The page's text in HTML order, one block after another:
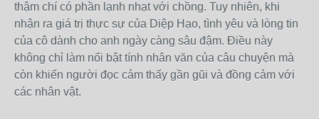
thậm chí có phần lạnh nhạt với chồng. Tuy nhiên, khi
nhận ra giá trị thực sự của Diệp Hạo, tình yêu và lòng tin
của cô dành cho anh ngày càng sâu đậm. Điều này
không chỉ làm nổi bật tính nhân văn của câu chuyện mà
còn khiến người đọc cảm thấy gần gũi và đồng cảm với
các nhân vật.